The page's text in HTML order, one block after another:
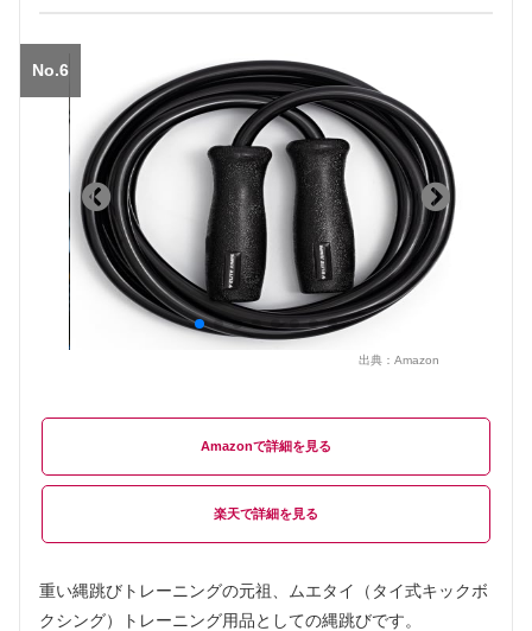
No.6
出典： Amazon
Amazon
楽天
重い縄跳びトレーニングの元祖、ムエタイ（タイ式キックボ
クシング）トレーニング用品としての縄跳びです。